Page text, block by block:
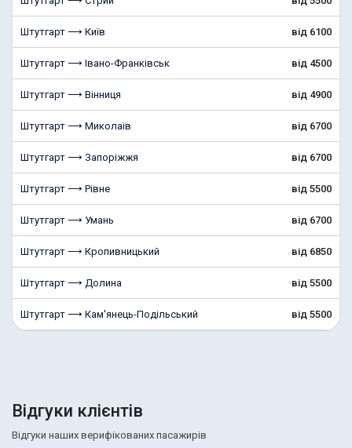
Штутгарт ⟶ Київ від 6100
Штутгарт ⟶ Івано-Франківськ від 4500
Штутгарт ⟶ Вінниця від 4900
Штутгарт ⟶ Миколаїв від 6700
Штутгарт ⟶ Запоріжжя від 6700
Штутгарт ⟶ Рівне від 5500
Штутгарт ⟶ Умань від 6700
Штутгарт ⟶ Кропивницький від 6850
Штутгарт ⟶ Долина від 5500
Штутгарт ⟶ Кам'янець-Подільський від 5500
Відгуки клієнтів
Відгуки наших верифікованих пасажирів